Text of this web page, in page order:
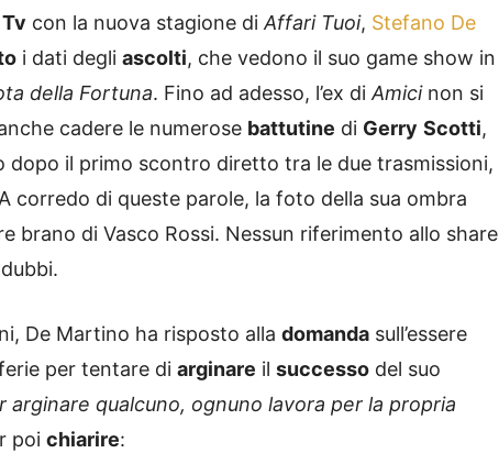
Tv con la nuova stagione di Affari Tuoi, Stefano De
i dati degli ascolti, che vedono il suo game show in
della Fortuna. Fino ad adesso, l’ex di Amicinon si
cadere le numerose battutine di Gerry Scotti,
dopo il primo scontro diretto tra le due trasmissioni,
corredo di queste parole, la foto della sua ombra
brano di Vasco Rossi. Nessun riferimento allo share
De Martino ha risposto alla domanda sull’essere
per tentare di arginare il successo del suo
arginare qualcuno, ognuno lavora per la propria
poi chiarire: